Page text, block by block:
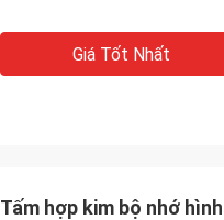
Giá Tốt Nhất
Tấm hợp kim bộ nhớ